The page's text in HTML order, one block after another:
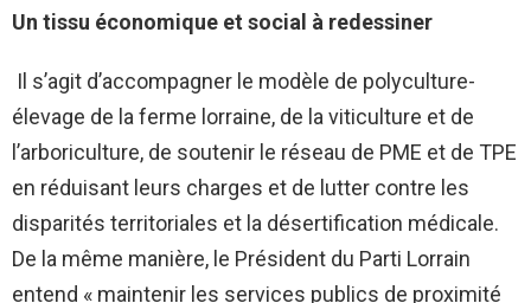
Un tissu économique et social à redessiner
Il s’agit d’accompagner le modèle de polyculture-
élevage de la ferme lorraine, de la viticulture et de
l’arboriculture, de soutenir le réseau de PME et de TPE
en réduisant leurs charges et de lutter contre les
disparités territoriales et la désertification médicale.
De la même manière, le Président du Parti Lorrain
entend « maintenir les services publics de proximité